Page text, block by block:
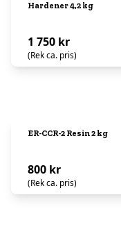
Hardener 4,2 kg
1 750 kr
(Rek ca. pris)
ER-CCR-2 Resin 2 kg
800 kr
(Rek ca. pris)